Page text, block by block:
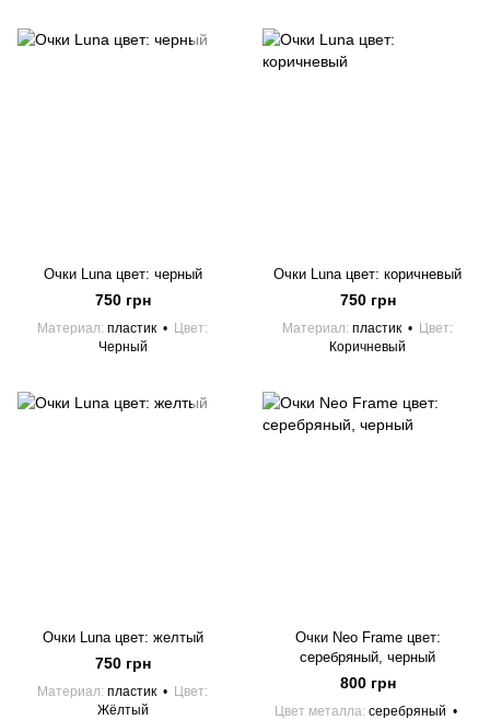
Очки Luna цвет: черный
750 грн
Материал пластик
Цвет
Черный
Очки Luna цвет: коричневый
750 грн
Материал пластик
Цвет
Коричневый
Очки Luna цвет: желтый
750 грн
Материал пластик
Цвет
Жёлтый
Очки Neo Frame цвет:
серебряный, черный
800 грн
Цвет металла серебряный